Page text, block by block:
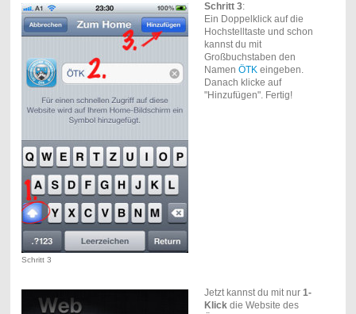
Schritt 3
Schritt 3:
Ein Doppelklick auf die
Hochstelltaste und schon
kannst du mit
Großbuchstaben den
Namen ÖTKeingeben.
Danach klicke auf
"Hinzufügen". Fertig!
Jetzt kannst du mit nur 1-
Klickdie Website des